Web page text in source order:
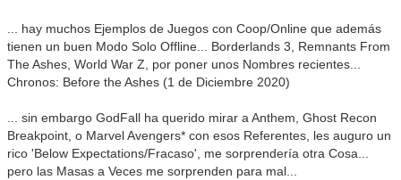
... hay muchos Ejemplos de Juegos con Coop/Online que además
tienen un buen Modo Solo Offline... Borderlands 3, Remnants From
The Ashes, World War Z, por poner unos Nombres recientes...
Chronos: Before the Ashes (1 de Diciembre 2020)
... sin embargo GodFall ha querido mirar a Anthem, Ghost Recon
Breakpoint, o Marvel Avengers* con esos Referentes, les auguro un
rico 'Below Expectations/Fracaso', me sorprendería otra Cosa...
pero las Masas a Veces me sorprenden para mal...